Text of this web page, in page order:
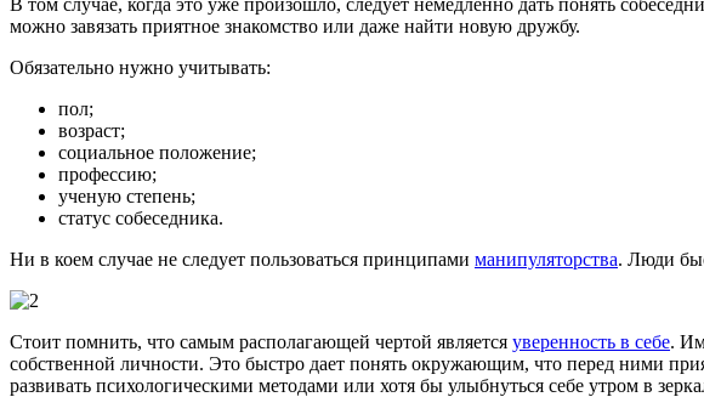
можно завязать приятное знакомство или даже найти новую дружбу.
Обязательно нужно учитывать:
пол;
возраст;
социальное положение;
профессию;
ученую степень;
статус собеседника.
Ни в коем случае не следует пользоваться принципами манипуляторства. Люди
Стоит помнить, что самым располагающей чертой является уверенность в себе.
собственной личности. Это быстро дает понять окружающим, что перед ними
развивать психологическими методами или хотя бы улыбнуться себе утром в